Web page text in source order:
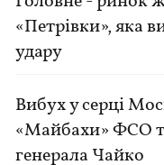
«Петрівки», яка
удару
Вибух у серці
«Майбахи» ФСО
генерала Чайко